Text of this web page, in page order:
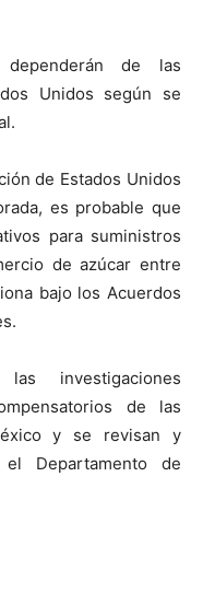
dependerán de las
Unidos según se
de Estados Unidos
es probable que
para suministros
de azúcar entre
bajo los Acuerdos
investigaciones
de las
y se revisan y
Departamento de